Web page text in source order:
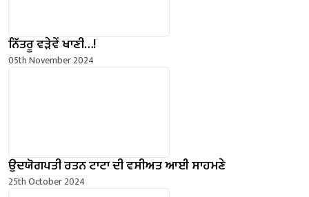
ਨਿੱਤਰੂ ਵੜੇਵੇਂ ਖਾਣੀ…!
05th November 2024
ਉਦਯੋਗਪਤੀ ਰਤਨ ਟਾਟਾ ਦੀ ਵਸੀਅਤ ਆਈ ਸਾਹਮਣੇ
25th October 2024